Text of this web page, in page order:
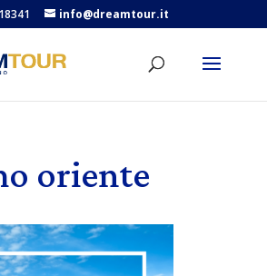
info@dreamtour.it
oriente